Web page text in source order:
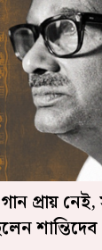
প্রায়